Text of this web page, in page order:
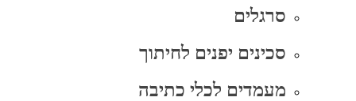
סרגלים
סכינים יפנים לחיתוך
מעמדים לכלי כתיבה